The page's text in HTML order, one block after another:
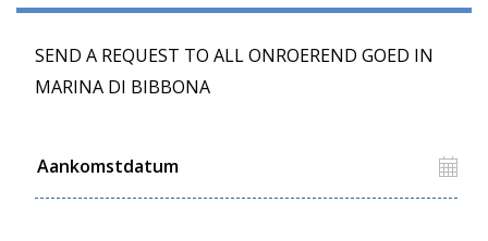
SEND A REQUEST TO ALL ONROEREND GOED IN
MARINA DI BIBBONA